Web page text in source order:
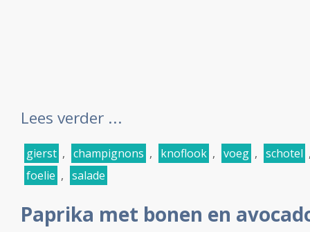
Lees verder ...
gierst , champignons , knoflook , voeg , schotel
foelie , salade
Paprika met bonen en